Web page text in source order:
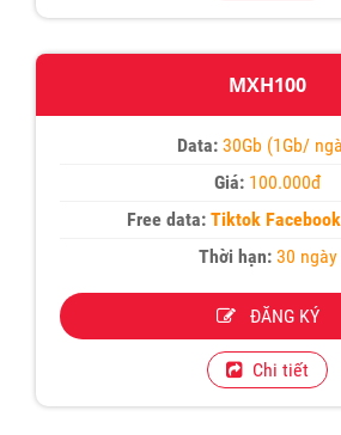
MXH100
Data: 30Gb (1Gb/
Giá: 100.000đ
Free data: Tiktok
Thời hạn:30 ngày
ĐĂNG KÝ
Chi tiết